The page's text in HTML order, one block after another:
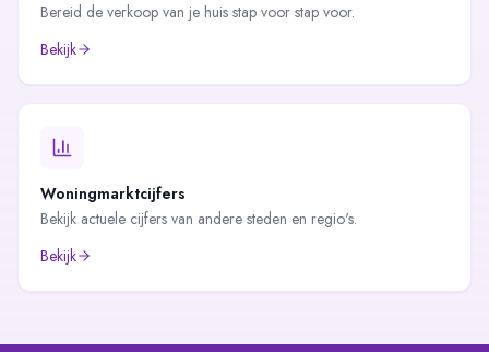
Bereid de verkoop van je huis stap voor stap voor.
Bekijk
Woningmarktcijfers
Bekijk actuele cijfers van andere steden en regio's.
Bekijk